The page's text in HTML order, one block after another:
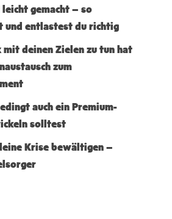
leicht gemacht – so
und entlastest du richtig
mit deinen Zielen zu tun hat
zum
auch ein Premium-
solltest
Krise bewältigen –